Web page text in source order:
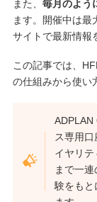
また、 毎月のよう
ます。開催中は
サイトで最新情報
この記事では、
の仕組みから使い
ADPLAN
ス専用
イヤリ
まで一
験をもと